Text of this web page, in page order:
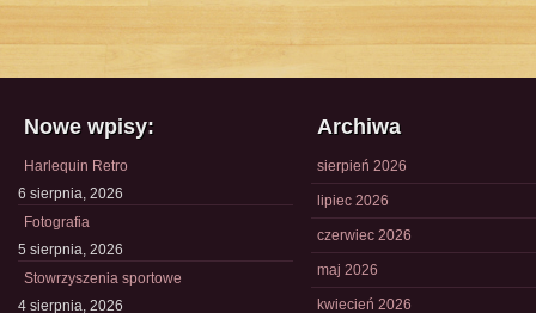
Nowe wpisy:
Harlequin Retro
6 sierpnia, 2026
Fotografia
5 sierpnia, 2026
Stowrzyszenia sportowe
4 sierpnia, 2026
Archiwa
sierpień 2026
lipiec 2026
czerwiec 2026
maj 2026
kwiecień 2026